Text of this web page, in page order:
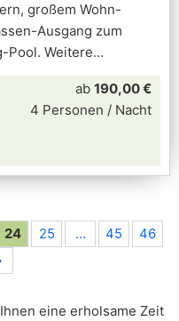
großem Wohn-
Ausgang zum
Pool. Weitere
ab 190,00 €
4 Personen / Nacht
24 25 … 45
46
eine erholsame Zeit